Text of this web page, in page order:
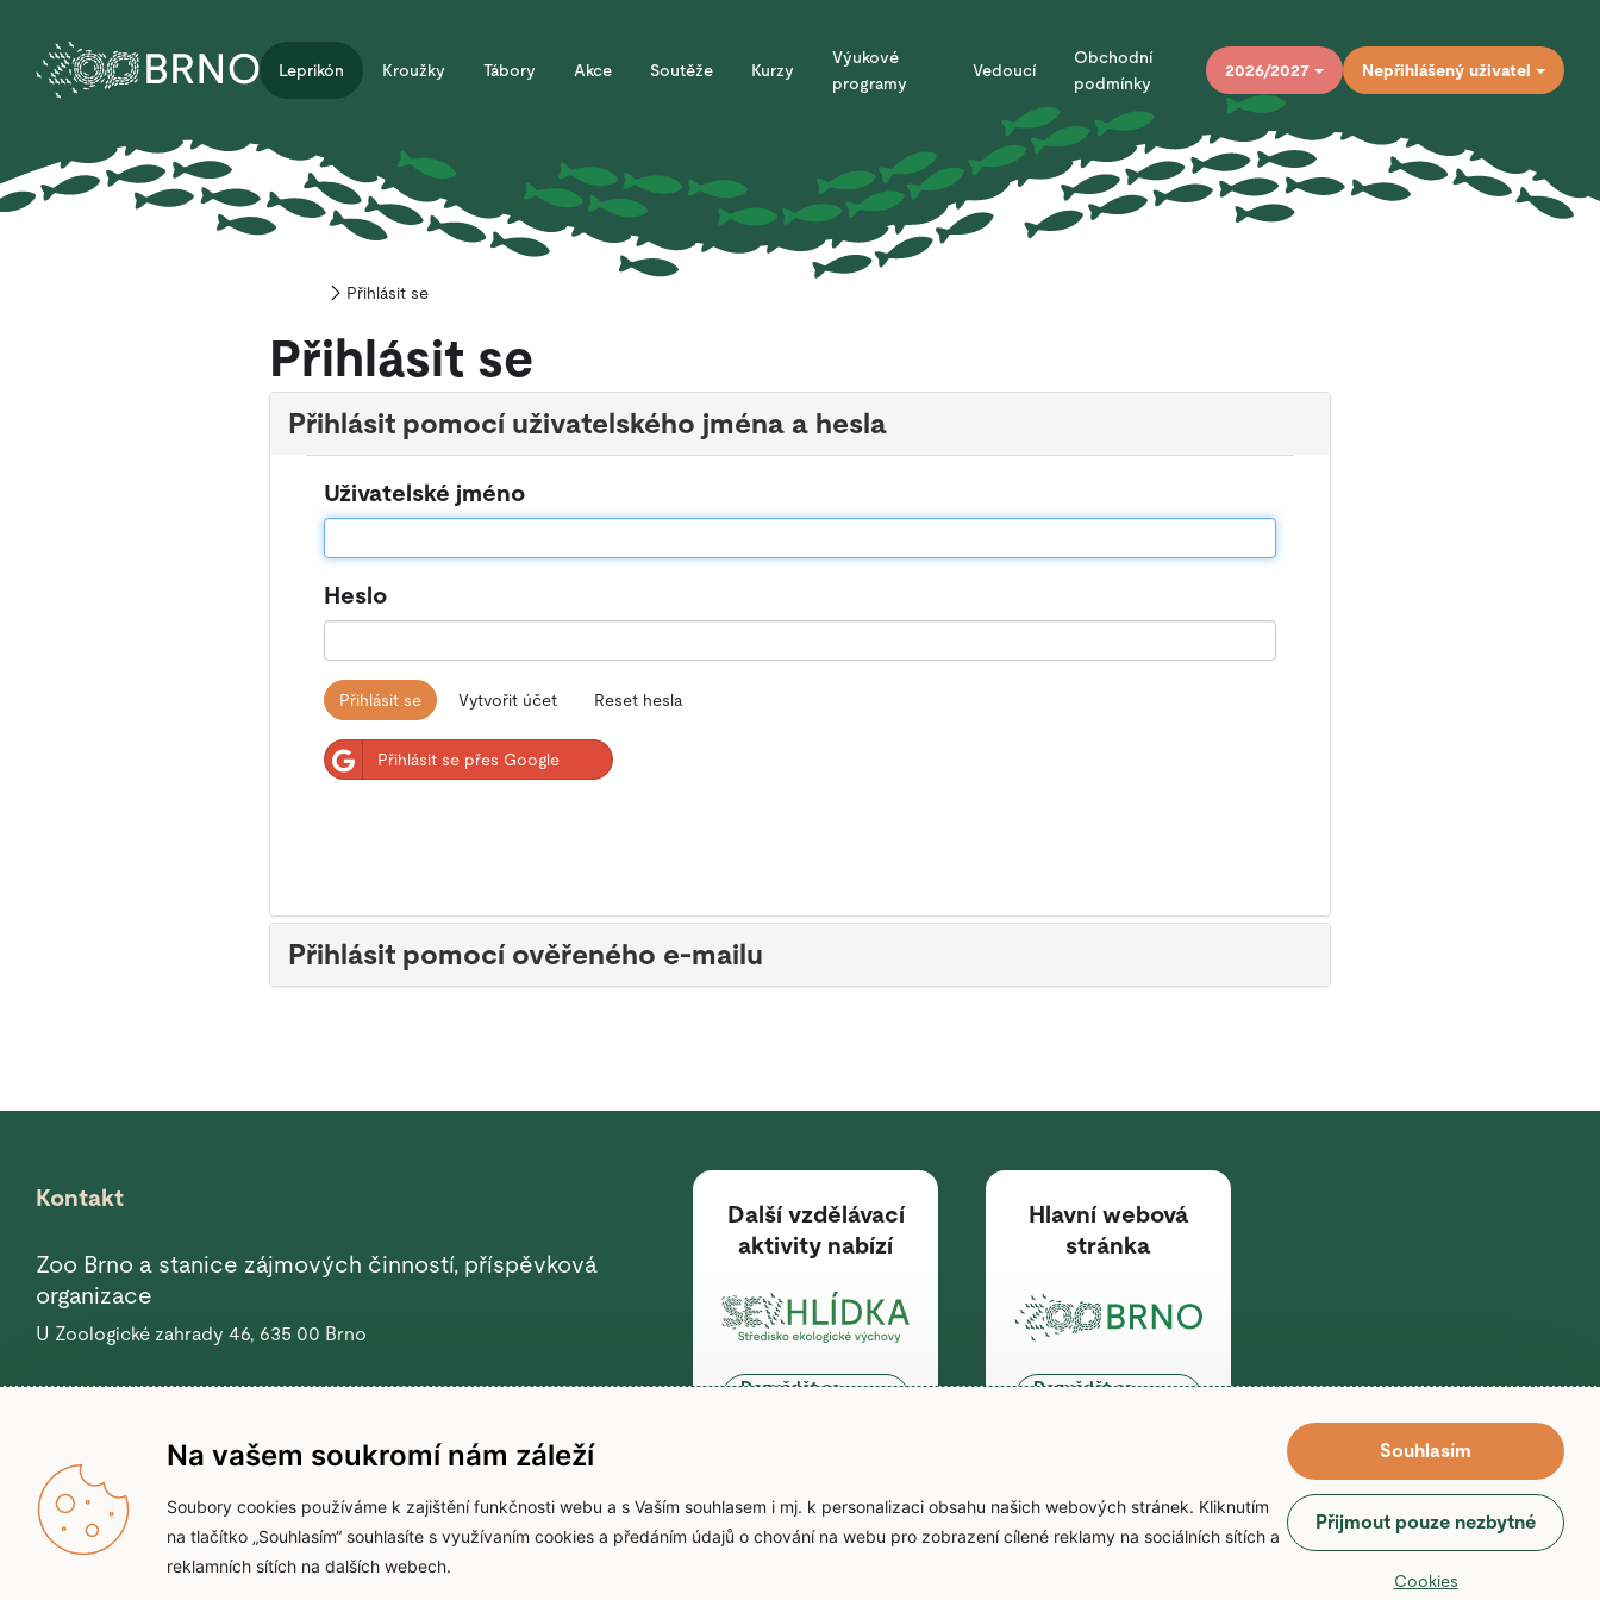
Leprikón Kroužky Tábory Akce Soutěže Kurzy
Výukové
programy
Vedoucí
Obchodní
podmínky
2026/2027 Nepřihlášený uživatel
Home
Přihlásit se
Přihlásit se
Přihlásit pomocí uživatelského jména a hesla
Uživatelské jméno
Heslo
Přihlásit se Vytvořit účet Reset hesla
Přihlásit se přes Google
Přihlásit pomocí ověřeného e-mailu
Kontakt
Zoo Brno a stanice zájmových činností, příspěvková
organizace
U Zoologické zahrady 46, 635 00 Brno
+420 840 111 134 +420 720 875 162
Další vzdělávací
aktivity nabízí
Dozvědět se
Hlavní webová
stránka
Dozvědět se
Využíváme informační systém
Na vašem soukromí nám záleží
Soubory cookies používáme k zajištění funkčnosti webu a s Vaším souhlasem i mj. k personalizaci obsahu našich webových stránek. Kliknutím
na tlačítko „Souhlasím“ souhlasíte s využívaním cookies a předáním údajů o chování na webu pro zobrazení cílené reklamy na sociálních sítích a
reklamních sítích na dalších webech.
Souhlasím
Přijmout pouze nezbytné
Cookies